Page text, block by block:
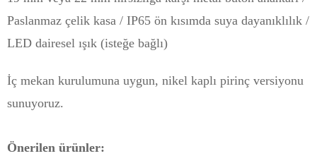
Paslanmaz çelik kasa / IP65 ön kısımda suya dayanıklılık /
LED dairesel ışık (isteğe bağlı)
İç mekan kurulumuna uygun, nikel kaplı pirinç versiyonu
sunuyoruz.
Önerilen ürünler: